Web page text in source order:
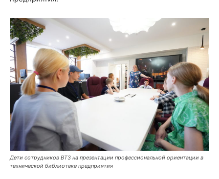
Дети сотрудников ВТЗ на презентации профессиональной ориентации в
технической библиотеке предприятия